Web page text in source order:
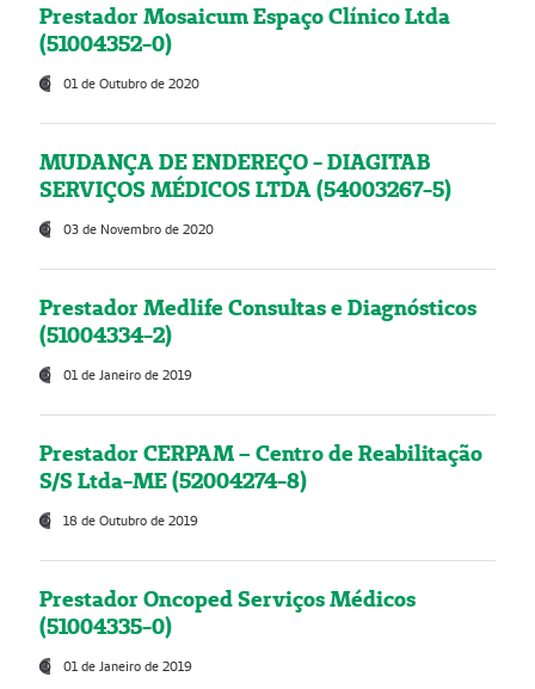
Prestador Mosaicum Espaço Clínico Ltda
(51004352-0)
01 de Outubro de 2020
MUDANÇA DE ENDEREÇO - DIAGITAB
SERVIÇOS MÉDICOS LTDA (54003267-5)
03 de Novembro de 2020
Prestador Medlife Consultas e Diagnósticos
(51004334-2)
01 de Janeiro de 2019
Prestador CERPAM – Centro de Reabilitação
S/S Ltda-ME (52004274-8)
18 de Outubro de 2019
Prestador Oncoped Serviços Médicos
(51004335-0)
01 de Janeiro de 2019